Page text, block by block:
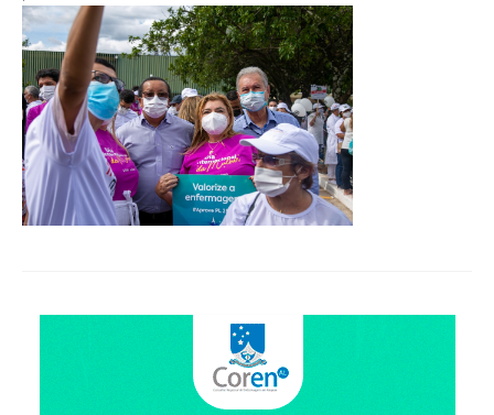
Conselheiros e Diretoria
Câmaras Técnicas
Carta de Serviços ao Cidadão
Governança
Transparência e Prestação de Contas
Eleições Anteriores